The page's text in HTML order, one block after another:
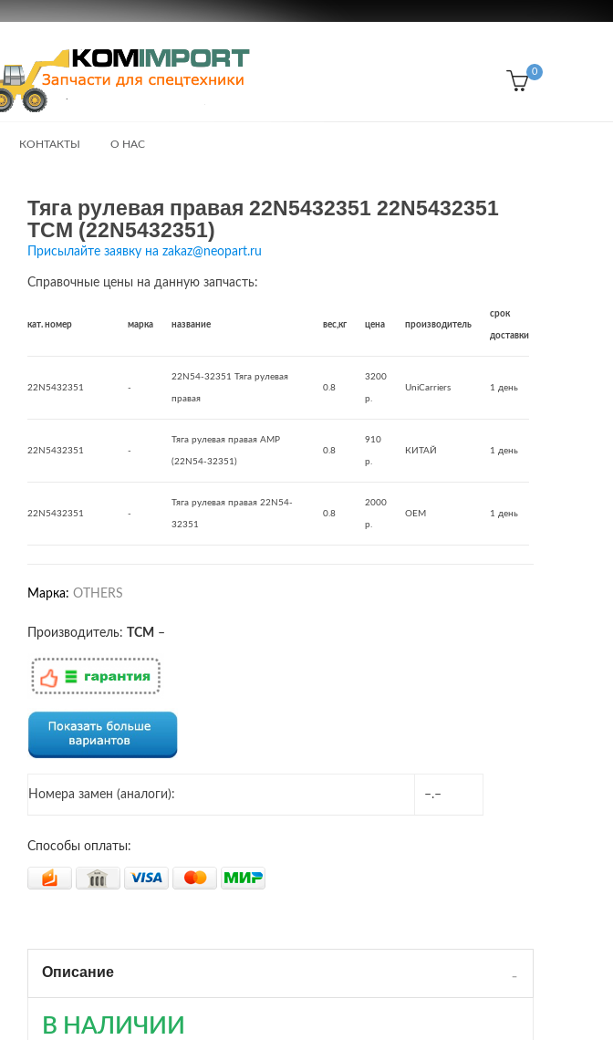
0
КОНТАКТЫ О НАС
Тяга рулевая правая 22N5432351 22N5432351
TCM (22N5432351)
Присылайте заявку на zakaz@neopart.ru
Справочные цены на данную запчасть:
кат. номер марка название вес,кг цена производитель
срок
доставки
22N5432351 -
22N54-32351 Тяга рулевая
правая
0.8
3200
р.
UniCarriers 1 день
22N5432351 -
Тяга рулевая правая AMP
(22N54-32351)
0.8
910
р.
КИТАЙ 1 день
22N5432351 -
Тяга рулевая правая 22N54-
32351
0.8
2000
р.
OEM 1 день
Марка: OTHERS
Производитель: TCM –
Номера замен (аналоги): –.–
Способы оплаты:
Описание
В НАЛИЧИИ